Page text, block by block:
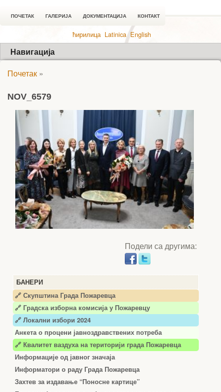
ПОЧЕТАК ГАЛЕРИЈА ДОКУМЕНТАЦИЈА КОНТАКТ
ћирилица Latinica English
Навигација
БАНЕРИ
🔗 Скупштина Града Пожаревца
🔗 Градска изборна комисија у Пожаревцу
🔗 Локални избори 2024
Анкета о процени јавноздравствених потреба
🔗 Квалитет ваздуха на територији града Пожаревца
Информације од јавног значаја
Информатори о раду Града Пожаревца
Захтев за издавање “Поносне картице”
Почетак »
NOV_6579
Подели са другима: